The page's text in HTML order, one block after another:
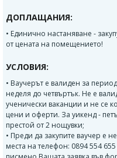
ДОПЛАЩАНИЯ:
• Единично настаняване -
от цената на помещението!
УСЛОВИЯ:
• Ваучерът е валиден за
неделя до четвъртък. Не е
ученически ваканции и не се
цени и оферти. За уикенд -
престой от 2 нощувки;
• Преди да закупите ваучер е
места на телефон: 0894 554